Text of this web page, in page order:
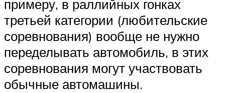
примеру, в раллийных гонках
третьей категории (любительские
соревнования) вообще не нужно
переделывать автомобиль, в этих
соревнования могут участвовать
обычные автомашины.